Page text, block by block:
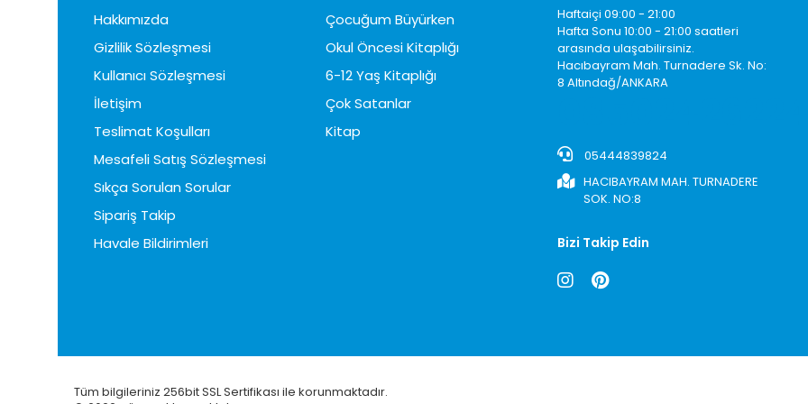
Hakkımızda
Gizlilik Sözleşmesi
Kullanıcı Sözleşmesi
İletişim
Teslimat Koşulları
Mesafeli Satış Sözleşmesi
Sıkça Sorulan Sorular
Sipariş Takip
Havale Bildirimleri
Çocuğum Büyürken
Okul Öncesi Kitaplığı
6-12 Yaş Kitaplığı
Çok Satanlar
Kitap
Haftaiçi 09:00 - 21:00
Hafta Sonu 10:00 - 21:00 saatleri
arasında ulaşabilirsiniz.
Hacıbayram Mah. Turnadere Sk. No:
8 Altındağ/ANKARA
05444839824
HACIBAYRAM MAH. TURNADERE
SOK. NO:8
Bizi Takip Edin
Tüm bilgileriniz 256bit SSL Sertifikası ile korunmaktadır.